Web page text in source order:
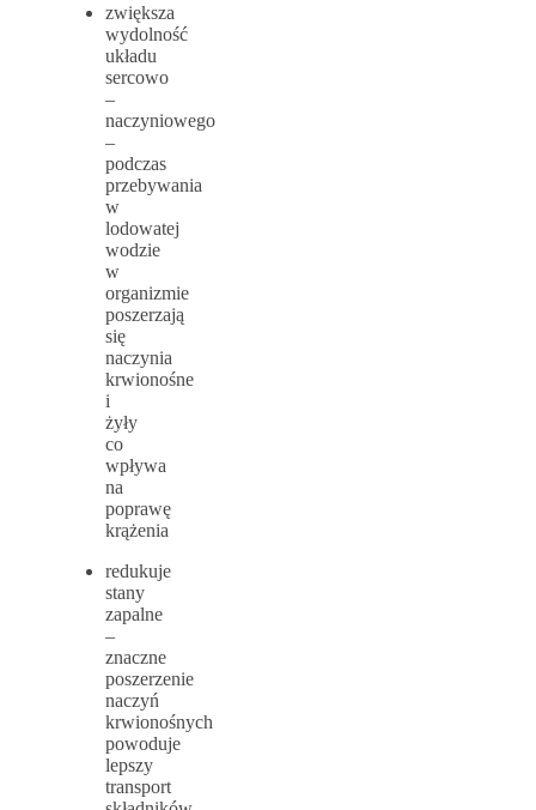
zwiększa
wydolność
układu
sercowo
–
naczyniowego
–
podczas
przebywania
w
lodowatej
wodzie
w
organizmie
poszerzają
się
naczynia
krwionośne
i
żyły
co
wpływa
na
poprawę
krążenia
redukuje
stany
zapalne
–
znaczne
poszerzenie
naczyń
krwionośnych
powoduje
lepszy
transport